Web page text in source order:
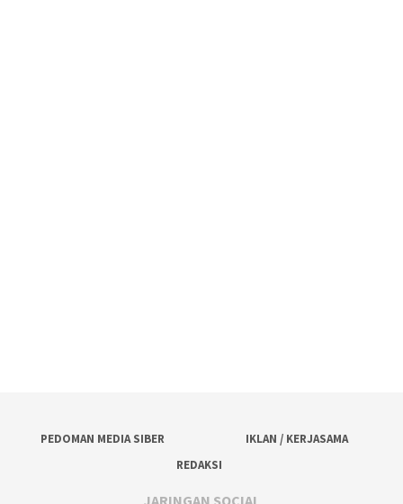
PEDOMAN MEDIA SIBER
IKLAN / KERJASAMA
REDAKSI
JARINGAN SOCIAL